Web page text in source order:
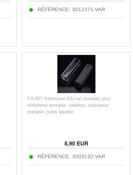
RÉFÉRENCE: 3012371-VAR
FA-007 Nettoyeur d'écran portable pour
téléphone portable, tablette, ordinateur
portable (sans liquide)
8,90EUR
RÉFÉRENCE: 3003132-VAR